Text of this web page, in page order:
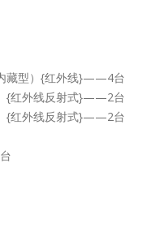
藏型）{红外线}——4台
{红外线反射式}——2台
{红外线反射式}——2台